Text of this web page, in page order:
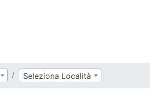
Seleziona Località